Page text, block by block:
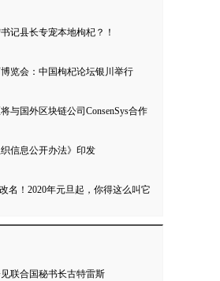
记县长专宠本地枸杞？！
博览会：中国枸杞论坛银川举行
与国外区块链公司ConsenSys合作
织信息公开办法》印发
名！2020年元旦起，你得这么叫它
联合国秘书长古特雷斯